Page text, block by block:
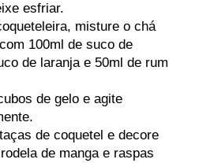
esfriar.
misture o chá
100ml de suco de
de laranja e 50ml de rum
de gelo e agite
de coquetel e decore
de manga e raspas